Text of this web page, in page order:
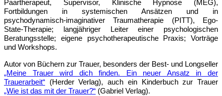
Paartherapeut, Supervisor, Klinische Hypnose (MEG),
Fortbildungen in systemischen Ansätzen und in
psychodynamisch-imaginativer Traumatherapie (PITT), Ego-
State-Therapie; langjähriger Leiter einer psychologischen
Beratungsstelle; eigene psychotherapeutische Praxis; Vorträge
und Workshops.
Autor von Büchern zur Trauer, besonders der Best- und Longseller
„Meine Trauer wird dich finden. Ein neuer Ansatz in der
Trauerarbeit“ (Herder Verlag), auch ein Kinderbuch zur Trauer
„Wie ist das mit der Trauer?“ (Gabriel Verlag).